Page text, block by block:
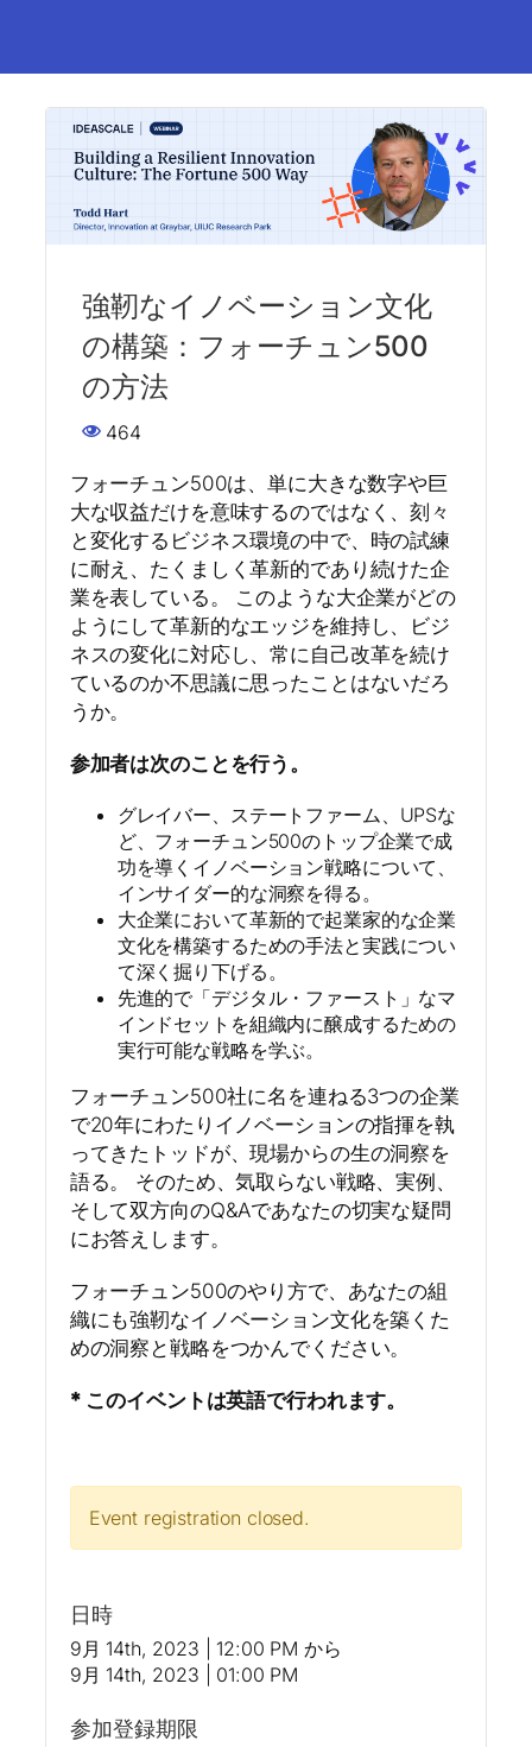
強靭なイノベーション文化
の構築：フォーチュン500
の方法
464
フォーチュン500は、単に大きな数字や巨
大な収益だけを意味するのではなく、刻々
と変化するビジネス環境の中で、時の試練
に耐え、たくましく革新的であり続けた企
業を表している。 このような大企業がどの
ようにして革新的なエッジを維持し、ビジ
ネスの変化に対応し、常に自己改革を続け
ているのか不思議に思ったことはないだろ
うか。
参加者は次のことを行う。
グレイバー、ステートファーム、UPSな
ど、フォーチュン500のトップ企業で成
功を導くイノベーション戦略について、
インサイダー的な洞察を得る。
大企業において革新的で起業家的な企業
文化を構築するための手法と実践につい
て深く掘り下げる。
先進的で「デジタル・ファースト」なマ
インドセットを組織内に醸成するための
実行可能な戦略を学ぶ。
フォーチュン500社に名を連ねる3つの企業
で20年にわたりイノベーションの指揮を執
ってきたトッドが、現場からの生の洞察を
語る。 そのため、気取らない戦略、実例、
そして双方向のQ&Aであなたの切実な疑問
にお答えします。
フォーチュン500のやり方で、あなたの組
織にも強靭なイノベーション文化を築くた
めの洞察と戦略をつかんでください。
* このイベントは英語で行われます。
Event registration closed.
日時
9月 14th, 2023 | 12:00 PM から
9月 14th, 2023 | 01:00 PM
参加登録期限